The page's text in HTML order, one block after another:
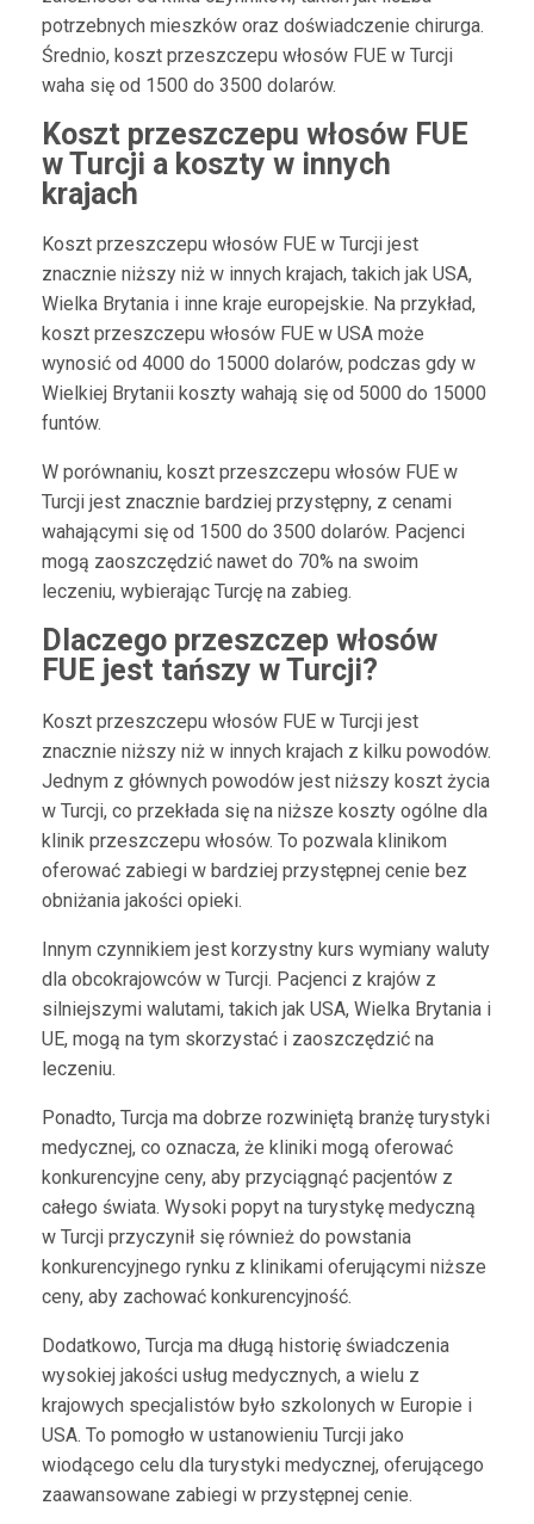
potrzebnych mieszków oraz doświadczenie chirurga.
Średnio, koszt przeszczepu włosów FUE w Turcji
waha się od 1500 do 3500 dolarów.
Koszt przeszczepu włosów FUE
w Turcji a koszty w innych
krajach
Koszt przeszczepu włosów FUE w Turcji jest
znacznie niższy niż w innych krajach, takich jak USA,
Wielka Brytania i inne kraje europejskie. Na przykład,
koszt przeszczepu włosów FUE w USA może
wynosić od 4000 do 15000 dolarów, podczas gdy w
Wielkiej Brytanii koszty wahają się od 5000 do 15000
funtów.
W porównaniu, koszt przeszczepu włosów FUE w
Turcji jest znacznie bardziej przystępny, z cenami
wahającymi się od 1500 do 3500 dolarów. Pacjenci
mogą zaoszczędzić nawet do 70% na swoim
leczeniu, wybierając Turcję na zabieg.
Dlaczego przeszczep włosów
FUE jest tańszy w Turcji?
Koszt przeszczepu włosów FUE w Turcji jest
znacznie niższy niż w innych krajach z kilku powodów.
Jednym z głównych powodów jest niższy koszt życia
w Turcji, co przekłada się na niższe koszty ogólne dla
klinik przeszczepu włosów. To pozwala klinikom
oferować zabiegi w bardziej przystępnej cenie bez
obniżania jakości opieki.
Innym czynnikiem jest korzystny kurs wymiany waluty
dla obcokrajowców w Turcji. Pacjenci z krajów z
silniejszymi walutami, takich jak USA, Wielka Brytania i
UE, mogą na tym skorzystać i zaoszczędzić na
leczeniu.
Ponadto, Turcja ma dobrze rozwiniętą branżę turystyki
medycznej, co oznacza, że kliniki mogą oferować
konkurencyjne ceny, aby przyciągnąć pacjentów z
całego świata. Wysoki popyt na turystykę medyczną
w Turcji przyczynił się również do powstania
konkurencyjnego rynku z klinikami oferującymi niższe
ceny, aby zachować konkurencyjność.
Dodatkowo, Turcja ma długą historię świadczenia
wysokiej jakości usług medycznych, a wielu z
krajowych specjalistów było szkolonych w Europie i
USA. To pomogło w ustanowieniu Turcji jako
wiodącego celu dla turystyki medycznej, oferującego
zaawansowane zabiegi w przystępnej cenie.